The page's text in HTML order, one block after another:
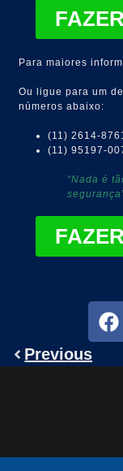
Para maiores
Ou ligue para um
números abaixo:
(11) 2614-
(11) 95197-
“Nada é
Previous